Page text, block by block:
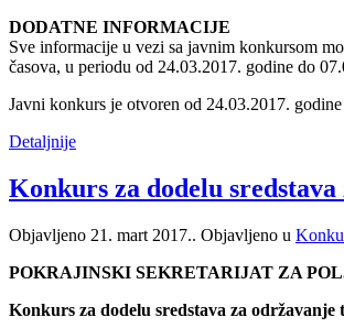
DODATNE INFORMACIJE
Sve informacije u vezi sa javnim konkursom
časova, u periodu od 24.03.2017. godine do
Javni konkurs je otvoren od 24.03.2017. godine
Detaljnije
Konkurs za dodelu
Objavljeno 21. mart 2017.. Objavljeno u
POKRAJINSKI SEKRETARIJAT ZA
Konkurs za dodelu sredstava za